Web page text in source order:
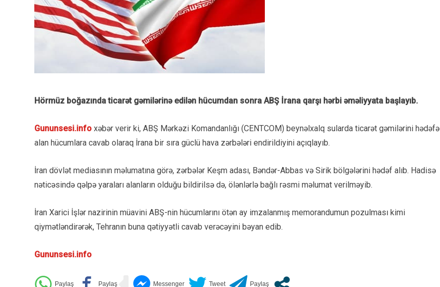
Hörmüz boğazında ticarət gəmilərinə edilən hücumdan sonra ABŞ İrana qarşı hərbi əməliyyata başlayıb.
Gununsesi.info xəbər verir ki, ABŞ Mərkəzi Komandanlığı (CENTCOM) beynəlxalq sularda ticarət gəmilərini hədəfə
alan hücumlara cavab olaraq İrana bir sıra güclü hava zərbələri endirildiyini açıqlayıb.
İran dövlət mediasının məlumatına görə, zərbələr Keşm adası, Bəndər-Abbas və Sirik bölgələrini hədəf alıb. Hadisə
nəticəsində qəlpə yaraları alanların olduğu bildirilsə də, ölənlərlə bağlı rəsmi məlumat verilməyib.
İran Xarici İşlər nazirinin müavini ABŞ-nin hücumlarını ötən ay imzalanmış memorandumun pozulması kimi
qiymətləndirərək, Tehranın buna qətiyyətli cavab verəcəyini bəyan edib.
Gununsesi.info